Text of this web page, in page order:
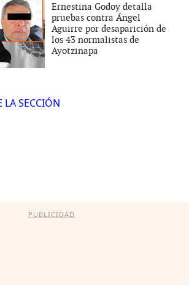
Ernestina Godoy detalla
pruebas contra Ángel
Aguirre por desaparición de
los 43 normalistas de
Ayotzinapa
LA SECCIÓN
PUBLICIDAD